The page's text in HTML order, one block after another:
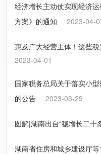
经济增长主动仗实现经济
方案》的通知
2023-04-
惠及广大经营主体！这些
2023-04-01
国家税务总局关于落实小
的公告
2023-03-29
图解|湖南出台“稳增长二十
湖南省住房和城乡建设厅